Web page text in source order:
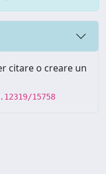
citare o creare un
15758